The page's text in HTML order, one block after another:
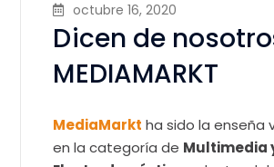
octubre 16, 2020
Dicen de
MEDIAMARKT
MediaMarkt ha sido la enseña
en la categoría de Multimedia